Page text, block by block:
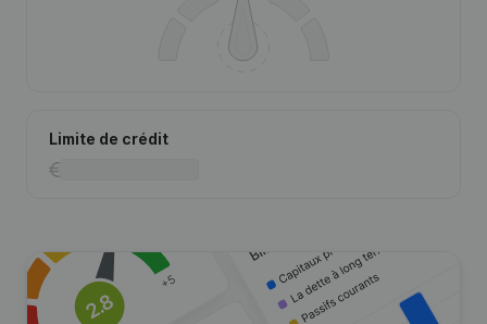
Limite de crédit